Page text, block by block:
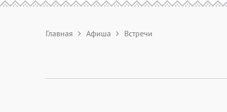
Главная Афиша Встречи